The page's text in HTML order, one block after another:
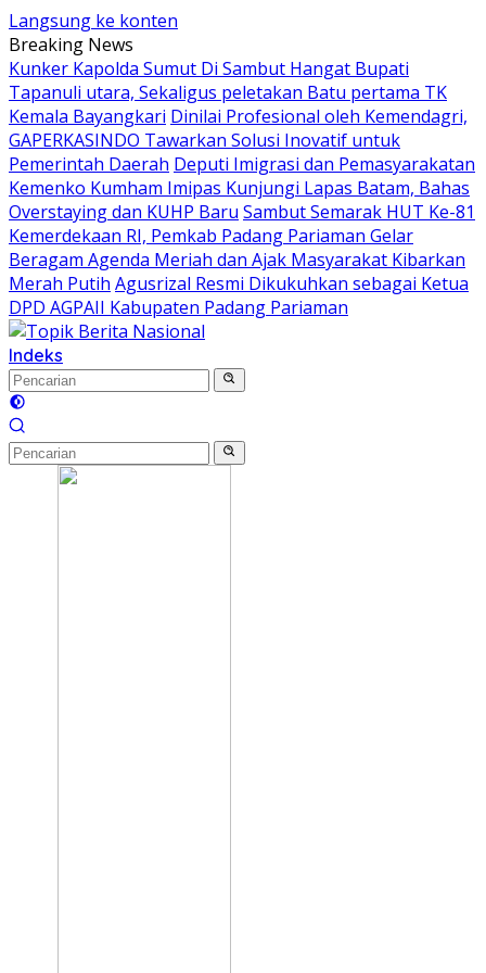
Langsung ke konten
Breaking News
Kunker Kapolda Sumut Di Sambut Hangat Bupati
Tapanuli utara, Sekaligus peletakan Batu pertama TK
Kemala Bayangkari Dinilai Profesional oleh Kemendagri,
GAPERKASINDO Tawarkan Solusi Inovatif untuk
Pemerintah Daerah Deputi Imigrasi dan Pemasyarakatan
Kemenko Kumham Imipas Kunjungi Lapas Batam, Bahas
Overstaying dan KUHP Baru Sambut Semarak HUT Ke-81
Kemerdekaan RI, Pemkab Padang Pariaman Gelar
Beragam Agenda Meriah dan Ajak Masyarakat Kibarkan
Merah Putih Agusrizal Resmi Dikukuhkan sebagai Ketua
DPD AGPAII Kabupaten Padang ‎Pariaman
Indeks